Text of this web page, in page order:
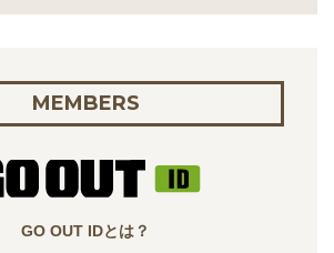
MEMBERS
GO OUT IDとは？